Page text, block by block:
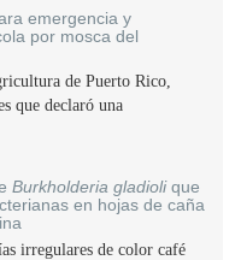
emergencia y
por mosca del
de Puerto Rico,
que declaró una
Burkholderia gladiolique
en hojas de caña
irregulares de color café